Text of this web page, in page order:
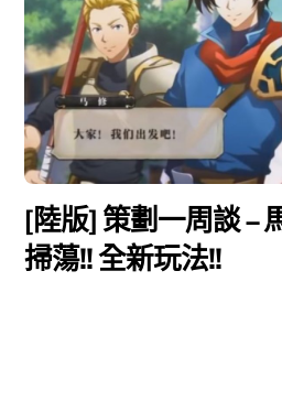
[陸版] 策劃一周談 –
掃蕩!! 全新玩法!!